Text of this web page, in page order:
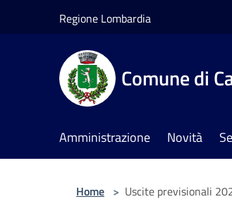
Regione Lombardia
Comune di
Amministrazione Novità
Home > Uscite previsionali